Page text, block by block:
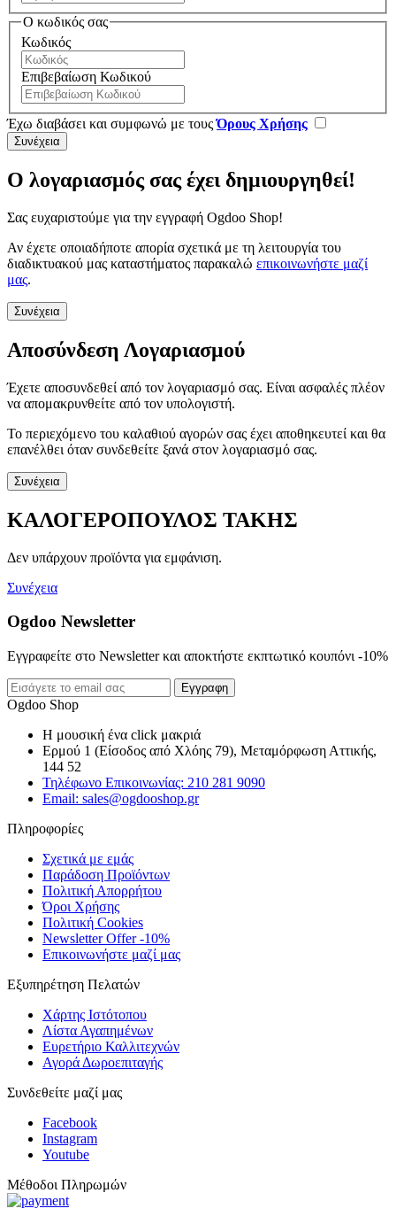
Ο κωδικός σας
Κωδικός
Επιβεβαίωση Κωδικού
Έχω διαβάσει και συμφωνώ με τουςΌρους Χρήσης
Ο λογαριασμός σας έχει δημιουργηθεί!
Σας ευχαριστούμε για την εγγραφή Ogdoo Shop!
Αν έχετε οποιαδήποτε απορία σχετικά με τη λειτουργία του
διαδικτυακού μας καταστήματος παρακαλώ επικοινωνήστε μαζί
μας.
Συνέχεια
Αποσύνδεση Λογαριασμού
Έχετε αποσυνδεθεί από τον λογαριασμό σας. Είναι ασφαλές πλέον
να απομακρυνθείτε από τον υπολογιστή.
Το περιεχόμενο του καλαθιού αγορών σας έχει αποθηκευτεί και θα
επανέλθει όταν συνδεθείτε ξανά στον λογαριασμό σας.
Συνέχεια
ΚΑΛΟΓΕΡΟΠΟΥΛΟΣ ΤΑΚΗΣ
Δεν υπάρχουν προϊόντα για εμφάνιση.
Συνέχεια
Ogdoo Newsletter
Εγγραφείτε στο Newsletter και αποκτήστε εκπτωτικό κουπόνι -10%
Εγγραφη
Ogdoo Shop
Η μουσική ένα click μακριά
Ερμού 1 (Είσοδος από Χλόης 79), Μεταμόρφωση Αττικής,
144 52
Τηλέφωνο Επικοινωνίας: 210 281 9090
Email: sales@ogdooshop.gr
Πληροφορίες
Σχετικά με εμάς
Παράδοση Προϊόντων
Πολιτική Απορρήτου
Όροι Χρήσης
Πολιτική Cookies
Newsletter Offer -10%
Επικοινωνήστε μαζί μας
Εξυπηρέτηση Πελατών
Χάρτης Ιστότοπου
Λίστα Αγαπημένων
Ευρετήριο Καλλιτεχνών
Αγορά Δωροεπιταγής
Συνδεθείτε μαζί μας
Facebook
Instagram
Youtube
Μέθοδοι Πληρωμών